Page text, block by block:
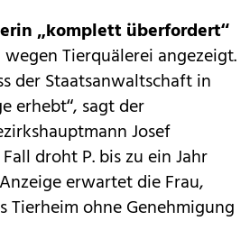
„komplett überfordert“
Tierquälerei angezeigt.
der Staatsanwaltschaft in
erhebt“, sagt der
Josef
droht P. bis zu ein Jahr
erwartet die Frau,
Tierheim ohne Genehmigung